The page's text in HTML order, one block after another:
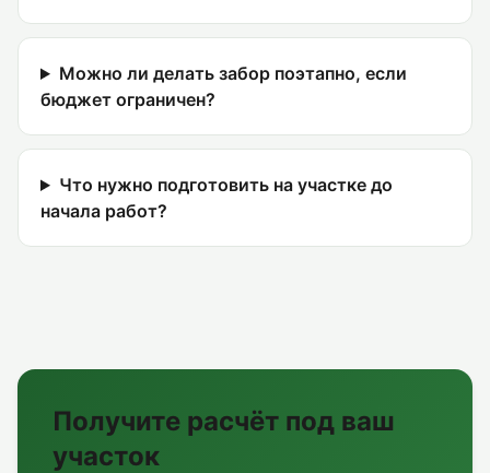
Можно ли делать забор поэтапно, если
бюджет ограничен?
Что нужно подготовить на участке до
начала работ?
Получите расчёт под ваш
участок